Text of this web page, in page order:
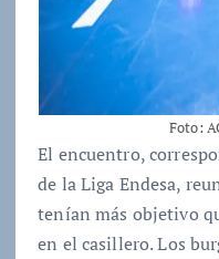
Foto:
El encuentro,
de la Liga Endesa,
tenían más objetivo
en el casillero. Los